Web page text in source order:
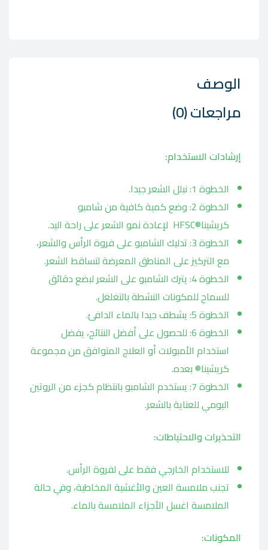
الوصف
مراجعات (0)
إرشادات الاستخدام:
الخطوة 1: نبلل الشعر جيدا.
الخطوة 2: وضع كمية كافية من شامبو
كريشينا®HFSC لإعادة نمو الشعر على راحة اليد.
الخطوة 3: تدليك الشامبو على فروة الرأس والشعر،
مع التركيز على المناطق المعرضة لتساقط الشعر.
الخطوة 4: يترك الشامبو على الشعر لبضع دقائق
للسماح للمكونات النشطة بالتغلغل.
الخطوة 5: يشطف جيدا بالماء الدافئ.
الخطوة 6: للحصول على أفضل النتائج، يفضل
استخدام الأمبولات أو العلاج المتوافق من مجموعة
كريشينا® بعده.
الخطوة 7: يستخدم الشامبو بانتظام كجزء من الروتين
اليومي للعناية بالشعر.
التحذيرات والاحتياطات:
للاستخدام الخارجي فقط على لفروة الرأس.
تجنب ملامسة العين والأغشية المخاطية، وفي حالة
الملامسة اغسل الأجزاء الملامسة بالماء.
المكونات: